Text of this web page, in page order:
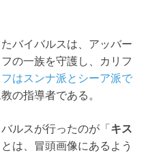
バイバルスは、アッバー
の一族を守護し、カリフ
フはスンナ派とシーア派で
の指導者である。
ルスが行ったのが「 キス
は、冒頭画像にあるよう